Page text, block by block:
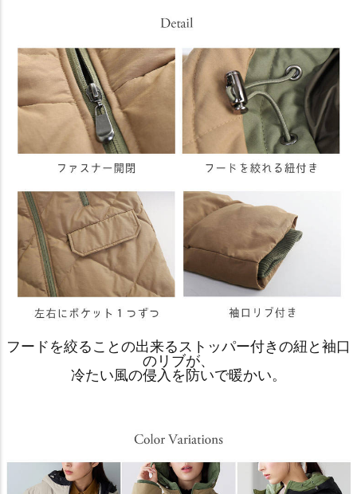
フードを絞ることの出来るストッパー付きの紐と袖口
のリブが、
冷たい風の侵入を防いで暖かい。